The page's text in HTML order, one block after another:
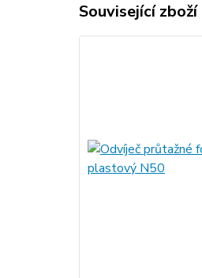
Související zboží